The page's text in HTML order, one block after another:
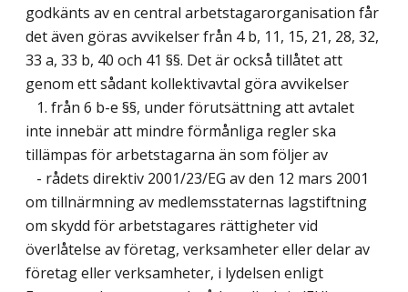
godkänts av en central arbetstagarorganisation får
det även göras avvikelser från 4 b, 11, 15, 21, 28, 32,
33 a, 33 b, 40 och 41 §§. Det är också tillåtet att
genom ett sådant kollektivavtal göra avvikelser
1. från 6 b-e §§, under förutsättning att avtalet
inte innebär att mindre förmånliga regler ska
tillämpas för arbetstagarna än som följer av
- rådets direktiv 2001/23/EG av den 12 mars 2001
om tillnärmning av medlemsstaternas lagstiftning
om skydd för arbetstagares rättigheter vid
överlåtelse av företag, verksamheter eller delar av
företag eller verksamheter, i lydelsen enligt